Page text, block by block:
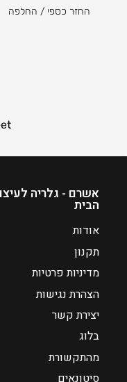
החזר כספי / החלפה
אשרם - גלריה
הבית
אודות
תקנון
מדיניות פרטיות
הצהרת נגישות
יצירת קשר
בלוג
מהתקשורת
סיטונאים